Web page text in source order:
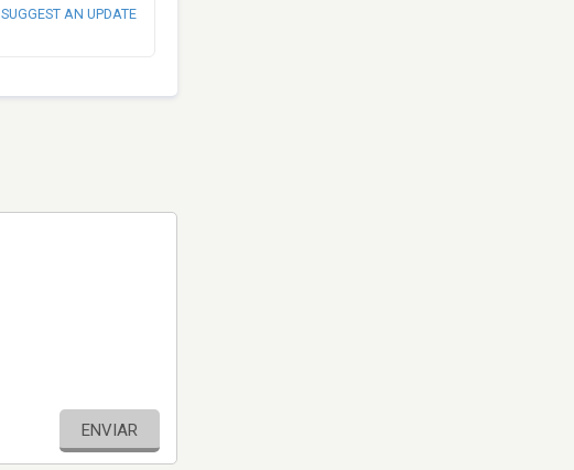
SUGGEST AN UPDATE
ENVIAR